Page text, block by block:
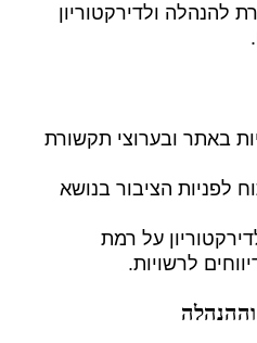
להנהלה ולדירקטוריון
באתר ובערוצי תקשורת
לפניות הציבור בנושא
על רמת
לרשויות.